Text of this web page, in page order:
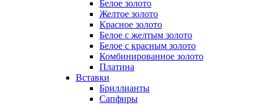
Белое золото
Желтое золото
Красное золото
Белое с желтым золото
Белое с красным золото
Комбинированное золото
Платина
Вставки
Бриллианты
Сапфиры